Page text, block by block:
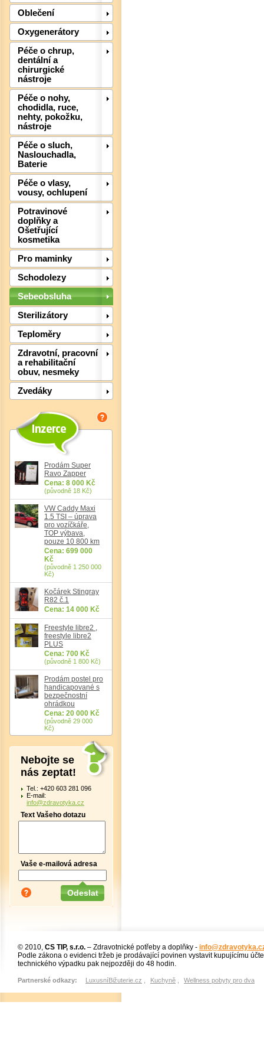
Oblečení
Oxygenerátory
Péče o chrup,
dentální a
chirurgické
nástroje
Péče o nohy,
chodidla, ruce,
nehty, pokožku,
nástroje
Péče o sluch,
Naslouchadla,
Baterie
Péče o vlasy,
vousy, ochlupení
Potravinové
doplňky a
Ošetřující
kosmetika
Pro maminky
Schodolezy
Sebeobsluha
Sterilizátory
Teploměry
Zdravotní, pracovní
a rehabilitační
obuv, nesmeky
Zvedáky
Prodám Super
Ravo Zapper
Cena: 8 000 Kč
(původně 18 Kč)
VW Caddy Maxi
1.5 TSI – úprava
pro vozíčkáře,
TOP výbava,
pouze 10 800 km
Cena: 699 000
Kč
(původně 1 250 000
Kč)
Kočárek Stingray
R82 č.1
Cena: 14 000 Kč
Freestyle libre2 ,
freestyle libre2
PLUS
Cena: 700 Kč
(původně 1 800 Kč)
Prodám postel pro
handicapované s
bezpečnostní
ohrádkou
Cena: 20 000 Kč
(původně 29 000
Kč)
Nebojte se
nás zeptat!
Tel.: +420 603 281 096
E-mail:
info@zdravotyka.cz
Text Vašeho dotazu
Vaše e-mailová adresa
© 2010, CS TIP, s.r.o. – Zdravotnické potřeby a doplňky -
Podle zákona o evidenci tržeb je prodávající povinen vystavit kupujícímu
technického výpadku pak nejpozději do 48 hodin.
Partnerské odkazy: LuxusníBižuterie.cz Kuchyně Wellness pobyty pro dva